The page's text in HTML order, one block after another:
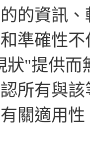
的資訊
準確性
狀"提供而
所有與
關適用